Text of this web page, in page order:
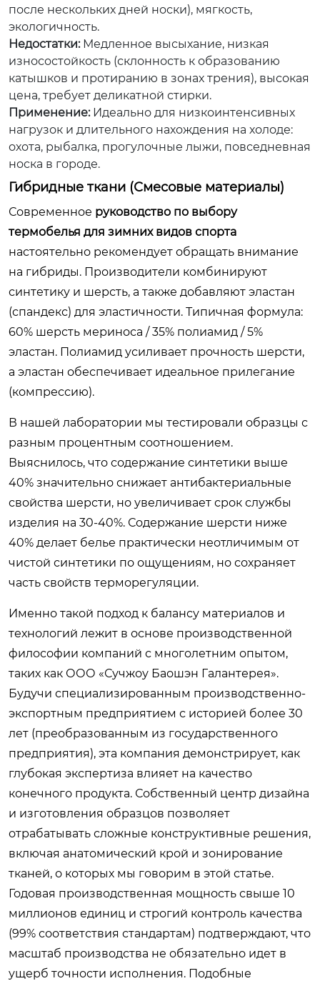
после нескольких дней носки), мягкость,
экологичность.
Недостатки:Медленное высыхание, низкая
износостойкость (склонность к образованию
катышков и протиранию в зонах трения), высокая
цена, требует деликатной стирки.
Применение:Идеально для низкоинтенсивных
нагрузок и длительного нахождения на холоде:
охота, рыбалка, прогулочные лыжи, повседневная
носка в городе.
Гибридные ткани (Смесовые материалы)
Современное руководство по выбору
термобелья для зимних видов спорта
настоятельно рекомендует обращать внимание
на гибриды. Производители комбинируют
синтетику и шерсть, а также добавляют эластан
(спандекс) для эластичности. Типичная формула:
60% шерсть мериноса / 35% полиамид / 5%
эластан. Полиамид усиливает прочность шерсти,
а эластан обеспечивает идеальное прилегание
(компрессию).
В нашей лаборатории мы тестировали образцы с
разным процентным соотношением.
Выяснилось, что содержание синтетики выше
40% значительно снижает антибактериальные
свойства шерсти, но увеличивает срок службы
изделия на 30-40%. Содержание шерсти ниже
40% делает белье практически неотличимым от
чистой синтетики по ощущениям, но сохраняет
часть свойств терморегуляции.
Именно такой подход к балансу материалов и
технологий лежит в основе производственной
философии компаний с многолетним опытом,
таких как ООО «Сучжоу Баошэн Галантерея».
Будучи специализированным производственно-
экспортным предприятием с историей более 30
лет (преобразованным из государственного
предприятия), эта компания демонстрирует, как
глубокая экспертиза влияет на качество
конечного продукта. Собственный центр дизайна
и изготовления образцов позволяет
отрабатывать сложные конструктивные решения,
включая анатомический крой и зонирование
тканей, о которых мы говорим в этой статье.
Годовая производственная мощность свыше 10
миллионов единиц и строгий контроль качества
(99% соответствия стандартам) подтверждают, что
масштаб производства не обязательно идет в
ущерб точности исполнения. Подобные